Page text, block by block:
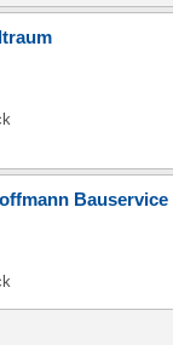
Bauservice